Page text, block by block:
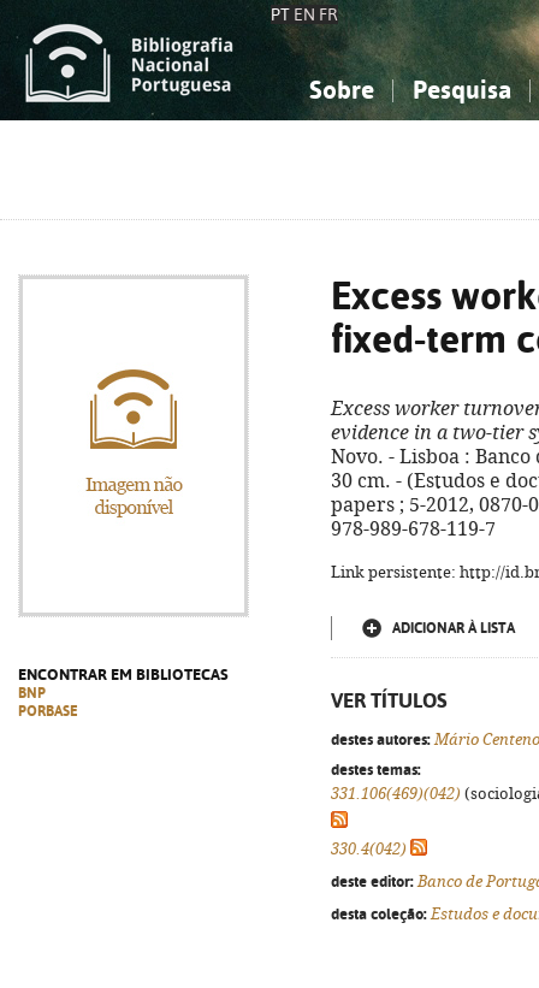
PT EN FR
Sobre Pesquisa
ENCONTRAR EM BIBLIOTECAS
BNP
PORBASE
Excess
fixed-term
Excess worker
evidence in a two-tier
Novo. - Lisboa :
30 cm. - (Estudos e
papers ; 5-2012,
978-989-678-119-7
Link persistente: http://
ADICIONAR À LISTA
VER TÍTULOS
destes autores: Mário Centeno
destes temas:
331.106(469)(042)
330.4(042)
deste editor: Banco de
desta coleção: Estudos e